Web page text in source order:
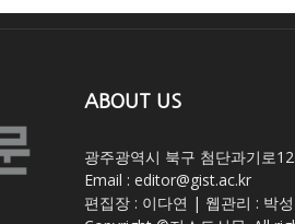
ABOUT US
광주광역시 북구 첨단과기로
Email : editor@gist.ac.kr
편집장 : 이다연 | 웹관리 : 박